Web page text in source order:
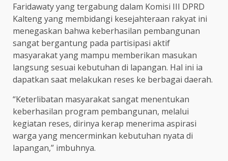
Faridawaty yang tergabung dalam Komisi III DPRD
Kalteng yang membidangi kesejahteraan rakyat ini
menegaskan bahwa keberhasilan pembangunan
sangat bergantung pada partisipasi aktif
masyarakat yang mampu memberikan masukan
langsung sesuai kebutuhan di lapangan. Hal ini ia
dapatkan saat melakukan reses ke berbagai daerah.
“Keterlibatan masyarakat sangat menentukan
keberhasilan program pembangunan, melalui
kegiatan reses, dirinya kerap menerima aspirasi
warga yang mencerminkan kebutuhan nyata di
lapangan,” imbuhnya.